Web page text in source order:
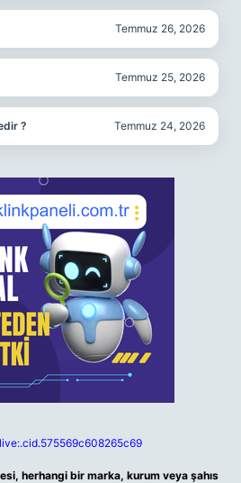
Temmuz 26, 2026
Temmuz 25, 2026
? Temmuz 24, 2026
herhangi bir marka, kurum veya şahıs